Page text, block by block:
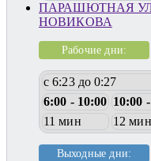
ПАРАШЮТНАЯ
НОВИКОВА
Рабочие дни:
с 6:23 до 0:27
6:00 - 10:00 10:00
11 мин
12 мин
Выходные дни: